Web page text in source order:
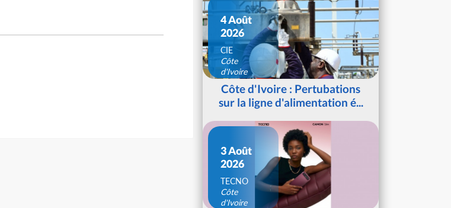
4 Août
2026
CIE
Côte
d'Ivoire
Côte d'Ivoire : Pertubations
sur la ligne d'alimentation é...
3 Août
2026
TECNO
Côte
d'Ivoire